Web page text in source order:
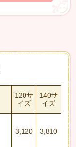
120サ
イズ
140サ
イズ
3,120 3,810